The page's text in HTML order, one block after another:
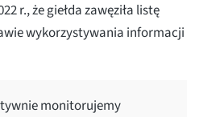
r., że giełda zawęziła listę
wykorzystywania informacji
monitorujemy